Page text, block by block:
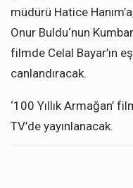
müdürü Hatice
Onur Buldu‘nun
filmde Celal Bayar’ın
canlandıracak.
‘100 Yıllık Armağan’
TV’de yayınlanacak.